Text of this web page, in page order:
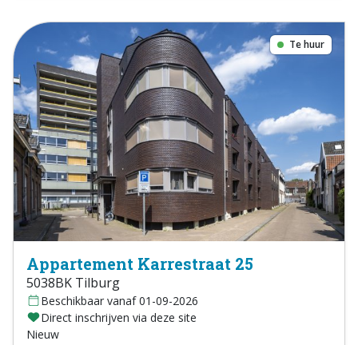
Te huur
Appartement Karrestraat 25
5038BK Tilburg
Beschikbaar vanaf 01-09-2026
Direct inschrijven via deze site
Nieuw